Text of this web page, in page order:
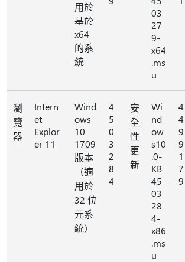
用於
基於
x64
的系
統
03
27
9-
x64
.ms
u
瀏
覽
器
Intern
et
Explor
er 11
Wind
ows
10
1709
版本
（適
用於
32 位
元系
統）
4
5
0
3
2
8
4
安
全
性
更
新
Wi
nd
ow
s10
.0-
KB
45
03
28
4-
x86
.ms
u
4
4
9
9
1
7
9